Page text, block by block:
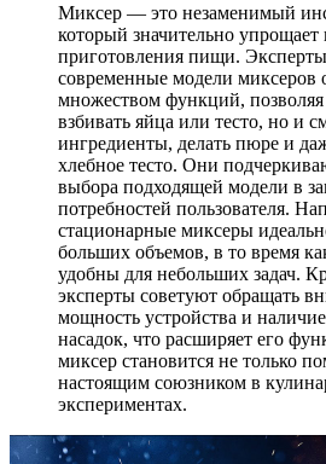
Миксер — это незаменимый
который значительно упрощает
приготовления пищи.
современные модели миксеров
множеством функций, позволяя
взбивать яйца или тесто, но и
ингредиенты, делать пюре и
хлебное тесто. Они
выбора подходящей модели в
потребностей пользователя.
стационарные миксеры
больших объемов, в то время
удобны для небольших задач.
эксперты советуют обращать
мощность устройства и
насадок, что расширяет его
миксер становится не только
настоящим союзником в
экспериментах.